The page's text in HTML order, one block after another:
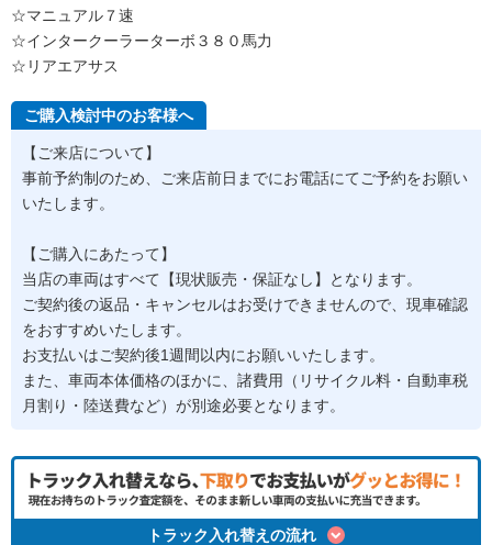
☆マニュアル７速
☆インタークーラーターボ３８０馬力
☆リアエアサス
ご購入検討中のお客様へ
【ご来店について】
事前予約制のため、ご来店前日までにお電話にてご予約をお願い
いたします。
【ご購入にあたって】
当店の車両はすべて【現状販売・保証なし】となります。
ご契約後の返品・キャンセルはお受けできませんので、現車確認
をおすすめいたします。
お支払いはご契約後1週間以内にお願いいたします。
また、車両本体価格のほかに、諸費用（リサイクル料・自動車税
月割り・陸送費など）が別途必要となります。
トラック入れ替えの流れ